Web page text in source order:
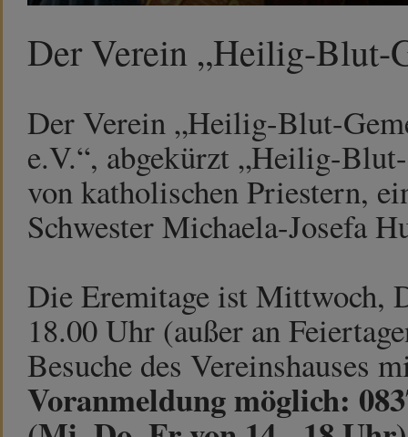
Der Verein „Heilig-Blut-
Der Verein „Heilig-Blut-
e.V.“, abgekürzt „Heilig-
von katholischen Priestern,
Schwester Michaela-Josefa
Die Eremitage ist Mittwoch,
18.00 Uhr (außer an
Besuche des Vereinshauses
Voranmeldung möglich: